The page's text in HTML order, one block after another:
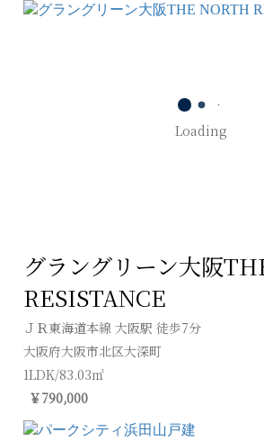
Loading
グラングリーン大阪
RESISTANCE
ＪＲ東海道本線 大阪駅 徒歩7分
大阪府大阪市北区大深町
1LDK/83.03㎡
￥790,000